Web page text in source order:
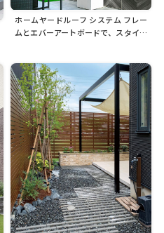
ホームヤードルーフ システム フレー
ムとエバーアートボードで、スタイリ